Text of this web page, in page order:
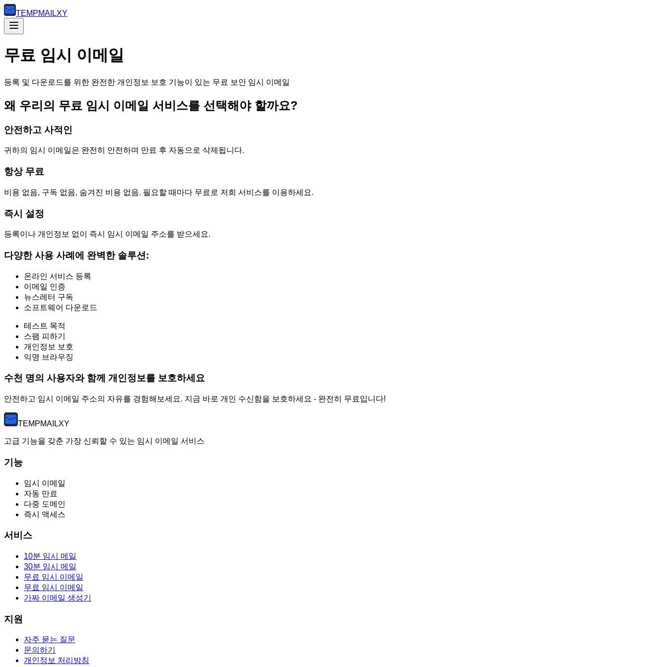
TEMPMAILXY
무료 임시 이메일
등록 및 다운로드를 위한 완전한 개인정보 보호 기능이 있는 무료 보안 임시 이메일
왜 우리의 무료 임시 이메일 서비스를 선택해야 할까요?
안전하고 사적인
귀하의 임시 이메일은 완전히 안전하며 만료 후 자동으로 삭제됩니다.
항상 무료
비용 없음, 구독 없음, 숨겨진 비용 없음. 필요할 때마다 무료로 저희 서비스를 이용하세요.
즉시 설정
등록이나 개인정보 없이 즉시 임시 이메일 주소를 받으세요.
다양한 사용 사례에 완벽한 솔루션:
온라인 서비스 등록
이메일 인증
뉴스레터 구독
소프트웨어 다운로드
테스트 목적
스팸 피하기
개인정보 보호
익명 브라우징
수천 명의 사용자와 함께 개인정보를 보호하세요
안전하고 임시 이메일 주소의 자유를 경험해보세요. 지금 바로 개인 수신함을 보호하세요 - 완전히 무료입니다!
TEMPMAILXY
고급 기능을 갖춘 가장 신뢰할 수 있는 임시 이메일 서비스
기능
임시 이메일
자동 만료
다중 도메인
즉시 액세스
서비스
10분 임시 메일
30분 임시 메일
무료 임시 이메일
무료 임시 이메일
가짜 이메일 생성기
지원
자주 묻는 질문
문의하기
개인정보 처리방침